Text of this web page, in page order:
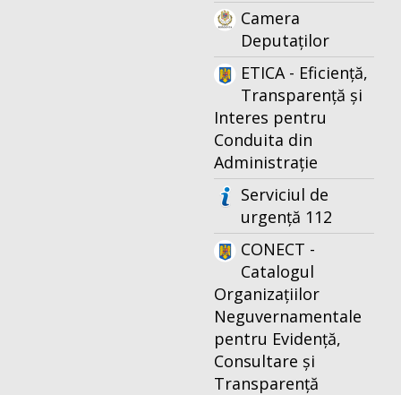
Camera
Deputaților
ETICA - Eficiență,
Transparență și
Interes pentru
Conduita din
Administrație
Serviciul de
urgență 112
CONECT -
Catalogul
Organizațiilor
Neguvernamentale
pentru Evidență,
Consultare și
Transparență